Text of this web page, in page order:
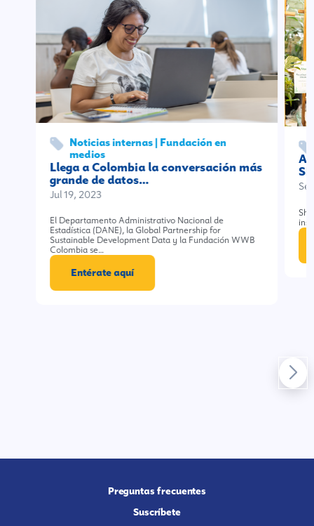
Noticias internas | Fundación en
medios
Llega a Colombia la conversación más
grande de datos…
Jul 19, 2023
El Departamento Administrativo Nacional de
Estadística (DANE), la Global Partnership for
Sustainable Development Data y la Fundación WWB
Colombia se…
Entérate aquí
Preguntas frecuentes
Suscríbete